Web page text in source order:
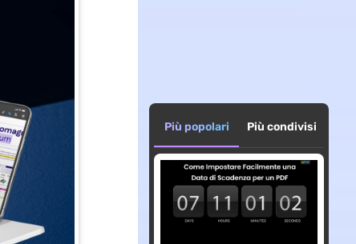
Più popolari Più condivisi